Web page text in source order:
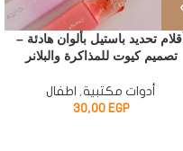
أقلام تحديد باستيل بألوان هادئة –
تصميم كيوت للمذاكرة والبلانر
أدوات مكتبية, اطفال
30,00 EGP